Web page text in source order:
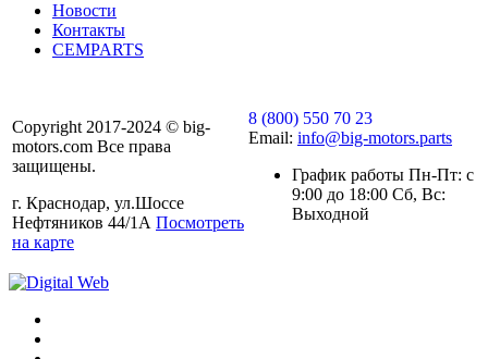
Новости
Контакты
CEMPARTS
Copyright 2017-2024 © big-
motors.com Все права
защищены.
г. Краснодар, ул.Шоссе
Нефтяников 44/1А Посмотреть
на карте
8 (800) 550 70 23
Email: info@big-motors.parts
График работы Пн-Пт: с
9:00 до 18:00 Сб, Вс:
Выходной